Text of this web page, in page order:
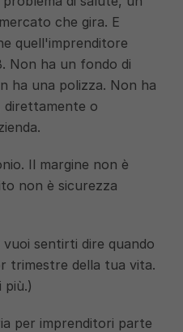
che gira. E
quell'imprenditore
Non ha un fondo di
ha una polizza. Non ha
direttamente o
Il margine non è
non è sicurezza
sentirti dire quando
trimestre della tua vita.
più.)
per imprenditori parte